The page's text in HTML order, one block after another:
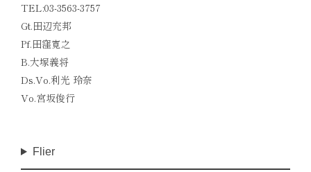
TEL:03-3563-3757
Gt.田辺充邦
Pf.田窪寛之
B.大塚義将
Ds.Vo.利光 玲奈
Vo.宮坂俊行
Flier